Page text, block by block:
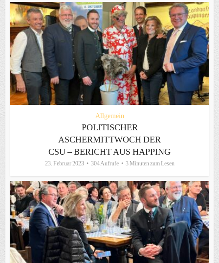
Allgemein
POLITISCHER
ASCHERMITTWOCH DER
CSU – BERICHT AUS HAPPING
23. Februar 2023 304 Aufrufe 3 Minuten zum Lesen